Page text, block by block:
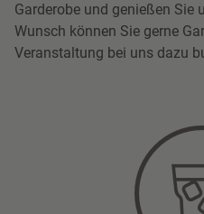
Garderobe und genießen Sie
Wunsch können Sie gerne
Veranstaltung bei uns dazu